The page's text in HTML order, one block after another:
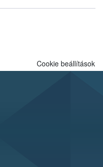
a károsító elleni további
termesztésben is
Cookie beállítások